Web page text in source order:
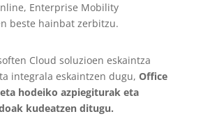
Enterprise Mobility
beste hainbat zerbitzu.
Cloud soluzioen eskaintza
integrala eskaintzen dugu,Office
hodeiko azpiegiturak eta
kudeatzen ditugu.